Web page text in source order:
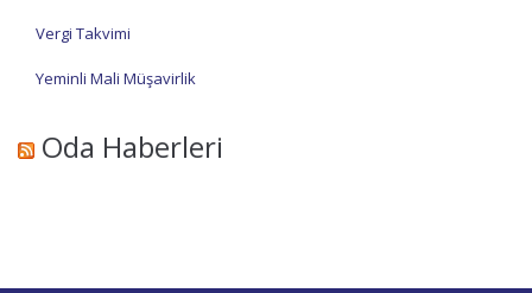
Vergi Takvimi
Yeminli Mali Müşavirlik
Oda Haberleri